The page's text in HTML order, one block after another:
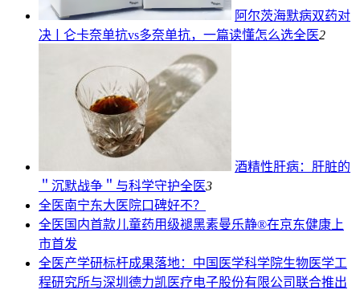
阿尔茨海默病双药对
决ￜ仑卡奈单抗vs多奈单抗，一篇读懂怎么选全医2
酒精性肝病：肝脏的
＂沉默战争＂与科学守护全医3
全医南宁东大医院口碑好不？
全医 国内首款儿童药用级褪黑素曼乐静®在京东健康上
市首发
全医产学研标杆成果落地：中国医学科学院生物医学工
程研究所与深圳德力凯医疗电子股份有限公司联合推出